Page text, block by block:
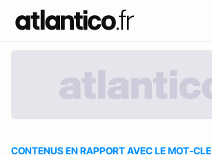
CONTENUS EN RAPPORT AVEC LE MOT-CLE